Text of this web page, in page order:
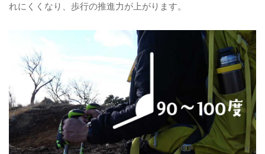
れにくくなり、歩行の推進力が上がります。